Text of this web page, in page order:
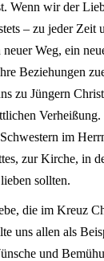
Wenn wir der
– zu jeder Zeit
Weg, ein
Beziehungen
zu Jüngern
im
zur Kirche, in
sollten.
die im Kreuz
uns allen als
und